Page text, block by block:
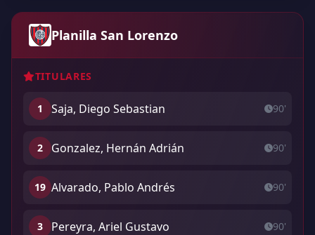
Planilla San Lorenzo
TITULARES
1 Saja, Diego Sebastian 90'
2 Gonzalez, Hernán Adrián 90'
19 Alvarado, Pablo Andrés 90'
3 Pereyra, Ariel Gustavo 90'